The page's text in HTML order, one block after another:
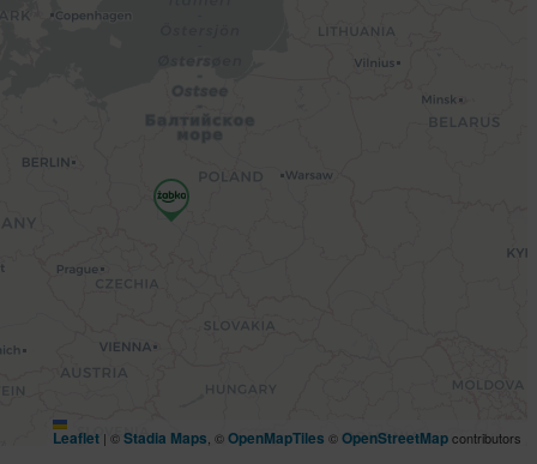
Leaflet | ©Stadia Maps , ©OpenMapTiles ©OpenStreetMapcontributors